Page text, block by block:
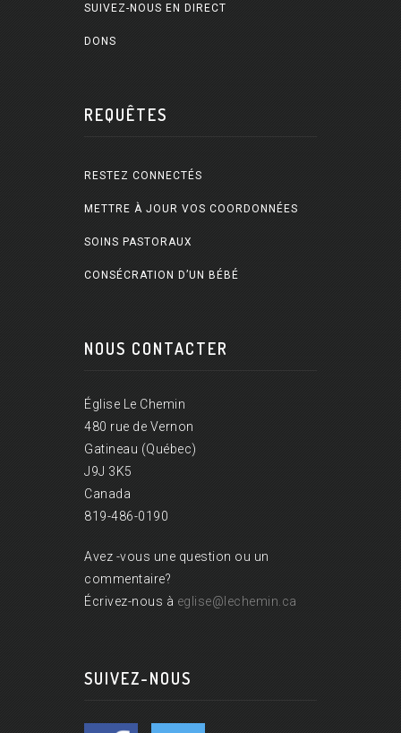
SUIVEZ-NOUS EN DIRECT
DONS
REQUÊTES
RESTEZ CONNECTÉS
METTRE À JOUR VOS COORDONNÉES
SOINS PASTORAUX
CONSÉCRATION D’UN BÉBÉ
NOUS CONTACTER
Église Le Chemin
480 rue de Vernon
Gatineau (Québec)
J9J 3K5
Canada
819-486-0190
Avez -vous une question ou un
commentaire?
Écrivez-nous à eglise@lechemin.ca
SUIVEZ-NOUS